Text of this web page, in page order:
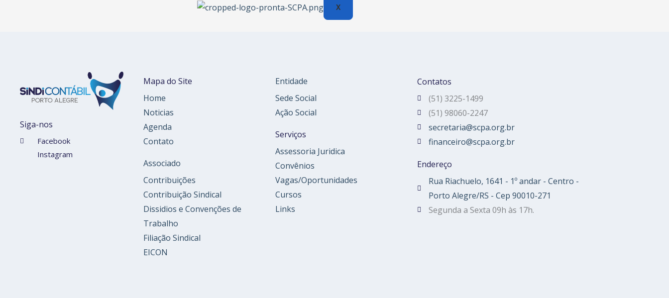
X
Siga-nos
Facebook
Instagram
Mapa do Site
Home
Noticias
Agenda
Contato
Associado
Contribuições
Contribuição Sindical
Dissidios e Convenções de
Trabalho
Filiação Sindical
EICON
Entidade
Sede Social
Ação Social
Serviços
Assessoria Juridica
Convênios
Vagas/Oportunidades
Cursos
Links
Contatos
(51) 3225-1499
(51) 98060-2247
secretaria@scpa.org.br
financeiro@scpa.org.br
Endereço
Rua Riachuelo, 1641 - 1º andar - Centro -
Porto Alegre/RS - Cep 90010-271
Segunda a Sexta 09h às 17h.